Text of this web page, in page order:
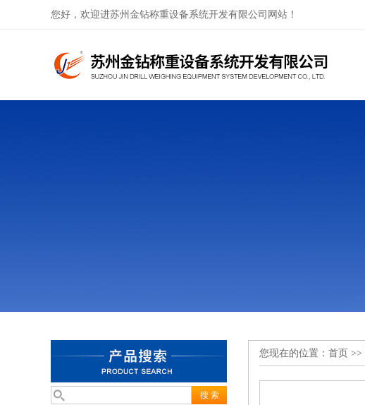
您好，欢迎进苏州金钻称重设备系统开发有限公司网站！
您现在的位置： 首页 >>